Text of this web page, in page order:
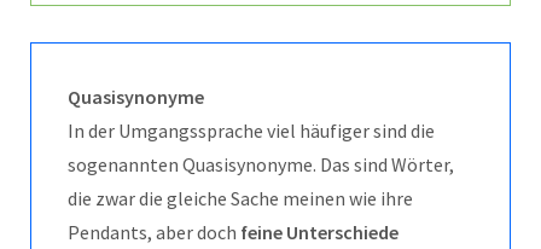
Quasisynonyme
In der Umgangssprache viel häufiger sind die
sogenannten Quasisynonyme. Das sind Wörter,
die zwar die gleiche Sache meinen wie ihre
Pendants, aber doch feine Unterschiede